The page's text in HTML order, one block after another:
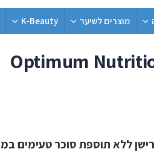
מוצרים לשיער K-Beauty
Optimum